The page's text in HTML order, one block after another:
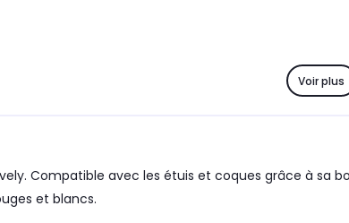
Voir plus
Compatible avec les étuis et coques grâce à sa
et blancs.